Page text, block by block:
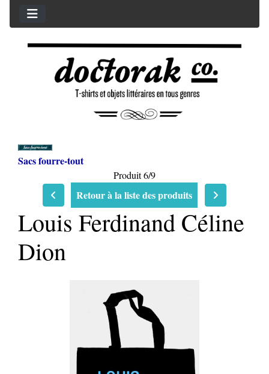
Sacs fourre-tout
Produit 6/9
Retour à la liste des produits
Louis Ferdinand Céline
Dion